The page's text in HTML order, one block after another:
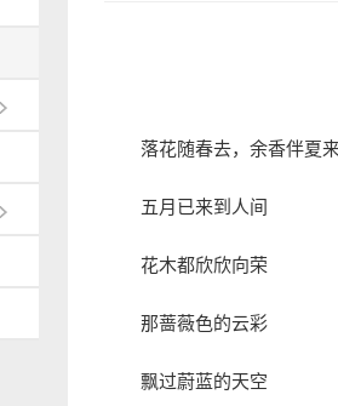
落花随春去，余香伴夏
五月已来到人间
花木都欣欣向荣
那蔷薇色的云彩
飘过蔚蓝的天空